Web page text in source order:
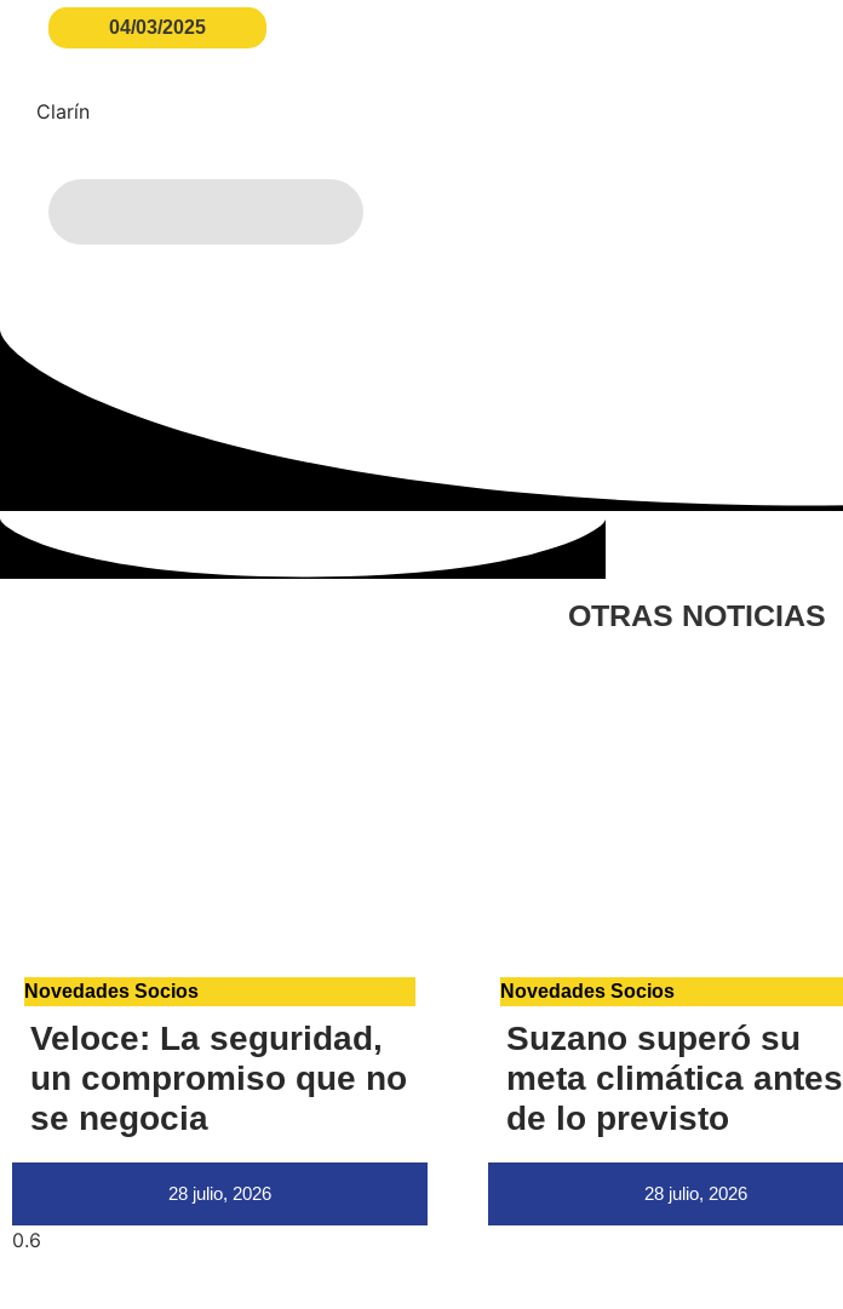
04/03/2025
Clarín
OTRAS NOTICIAS
Novedades Socios
Veloce: La seguridad,
un compromiso que no
se negocia
28 julio, 2026
Novedades Socios
Suzano superó su
meta climática antes
de lo previsto
28 julio, 2026